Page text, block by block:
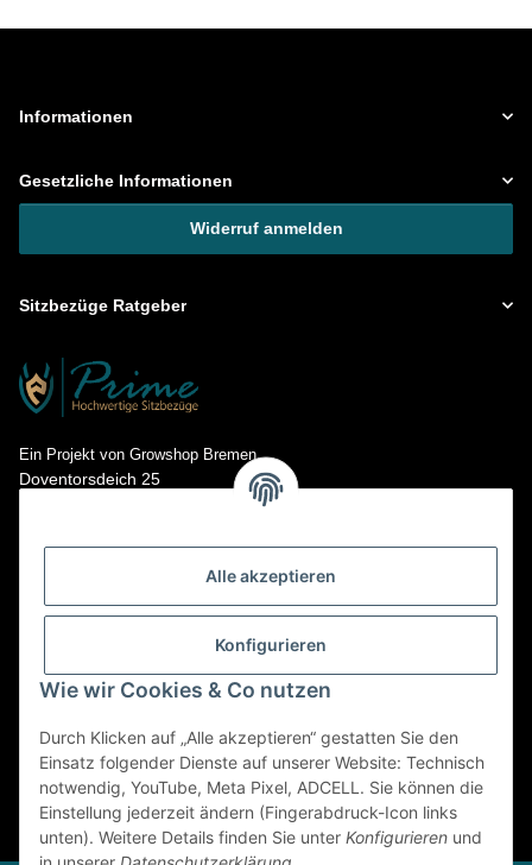
Alle akzeptieren
Konfigurieren
Wie wir Cookies & Co nutzen
Durch Klicken auf „Alle akzeptieren“ gestatten Sie den
Einsatz folgender Dienste auf unserer Website: Technisch
notwendig, YouTube, Meta Pixel, ADCELL. Sie können die
Einstellung jederzeit ändern (Fingerabdruck-Icon links
unten). Weitere Details finden Sie unter Konfigurieren und
Informationen
Gesetzliche Informationen
Widerruf anmelden
Sitzbezüge Ratgeber
Ein Projekt von Growshop Bremen
Doventorsdeich 25
Kontakt: info@prime-sitzbezuege.de
* Alle Preise inkl. gesetzlicher USt., zzgl.Versand